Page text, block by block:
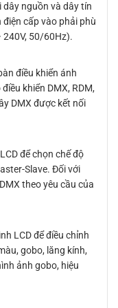
nguồn và dây tín
cấp vào phải phù
240V, 50/60Hz).
điều khiển ánh
khiển DMX, RDM,
DMX được kết nối
để chọn chế độ
Slave. Đối với
theo yêu cầu của
LCD để điều chỉnh
gobo, lăng kính,
ảnh gobo, hiệu